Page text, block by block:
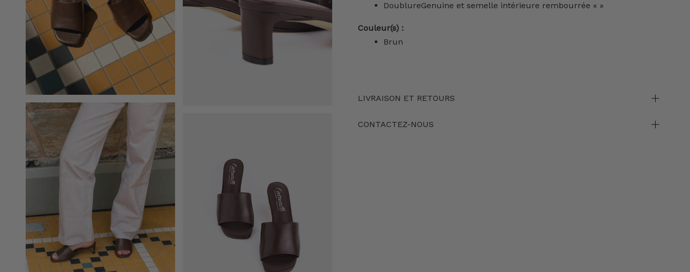
DoublureGenuine et semelle intérieure rembourrée « »
Couleur(s) :
Brun
LIVRAISON ET RETOURS
CONTACTEZ-NOUS